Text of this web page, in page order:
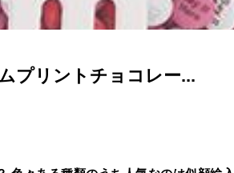
プリントチョコレー...